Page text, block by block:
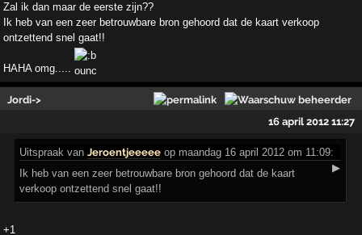
Zal ik dan maar de eerste zijn??
Ik heb van een zeer betrouwbare bron gehoord dat de kaart verkoop
ontzettend snel gaat!!
HAHA omg.....
Jordi->
16 april 2012 11:27
Uitspraak vanJeroentjeeeee op maandag 16 april 2012 om 11:09:
▶
Ik heb van een zeer betrouwbare bron gehoord dat de kaart
verkoop ontzettend snel gaat!!
+1